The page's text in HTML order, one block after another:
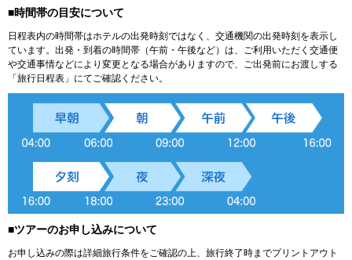
■時間帯の目安について
日程表内の時間帯はホテルの出発時刻ではなく、交通機関の出発時刻を表示し
ています。出発・到着の時間帯（午前・午後など）は、ご利用いただく交通便
や交通事情などにより変更となる場合がありますので、ご出発前にお渡しする
「旅行日程表」にてご確認ください。
■ツアーのお申し込みについて
お申し込みの際は詳細旅行条件をご確認の上、旅行終了時までプリントアウト